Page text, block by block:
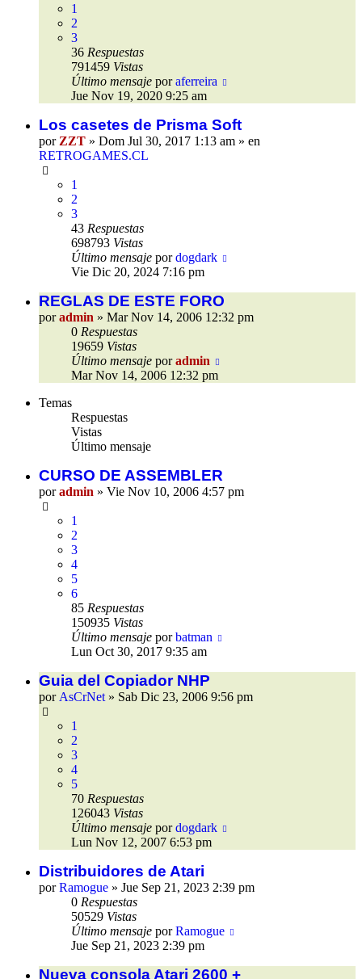
1
2
3
36 Respuestas
791459 Vistas
Último mensaje poraferreira
Jue Nov 19, 2020 9:25 am
Los casetes de Prisma Soft
por ZZT » Dom Jul 30, 2017 1:13 am » en
RETROGAMES.CL
1
2
3
43 Respuestas
698793 Vistas
Último mensaje pordogdark
Vie Dic 20, 2024 7:16 pm
REGLAS DE ESTE FORO
poradmin » Mar Nov 14, 2006 12:32 pm
0 Respuestas
19659 Vistas
Último mensaje poradmin
Mar Nov 14, 2006 12:32 pm
Temas
Respuestas
Vistas
Último mensaje
CURSO DE ASSEMBLER
poradmin » Vie Nov 10, 2006 4:57 pm
1
2
3
4
5
6
85 Respuestas
150935 Vistas
Último mensaje porbatman
Lun Oct 30, 2017 9:35 am
Guia del Copiador NHP
por AsCrNet » Sab Dic 23, 2006 9:56 pm
1
2
3
4
5
70 Respuestas
126043 Vistas
Último mensaje pordogdark
Lun Nov 12, 2007 6:53 pm
Distribuidores de Atari
porRamogue » Jue Sep 21, 2023 2:39 pm
0 Respuestas
50529 Vistas
Último mensaje porRamogue
Jue Sep 21, 2023 2:39 pm
Nueva consola Atari 2600 +